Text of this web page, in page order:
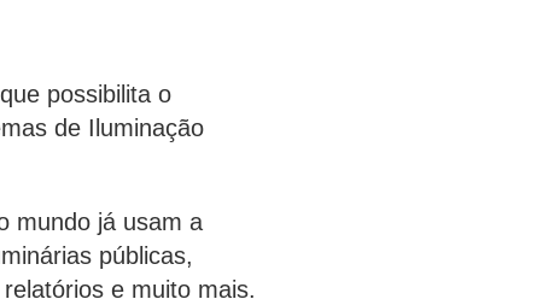
possibilita o
de Iluminação
mundo já usam a
públicas,
e muito mais.